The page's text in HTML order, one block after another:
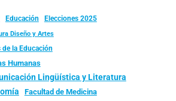
Educación Elecciones 2025
Diseño y Artes
de la Educación
Humanas
Lingüística y Literatura
Facultad de Medicina